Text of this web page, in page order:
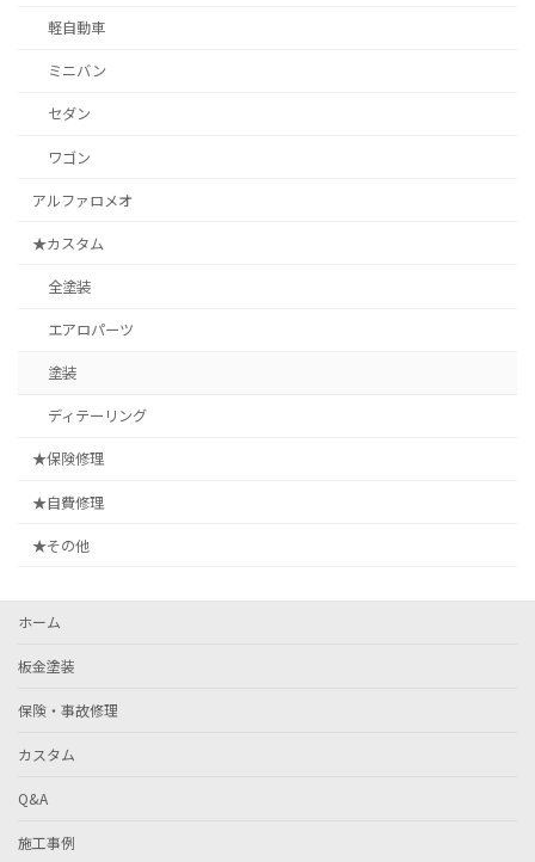
軽自動車
ミニバン
セダン
ワゴン
アルファロメオ
★カスタム
全塗装
エアロパーツ
塗装
ディテーリング
★保険修理
★自費修理
★その他
ホーム
板金塗装
保険・事故修理
カスタム
Q&A
施工事例